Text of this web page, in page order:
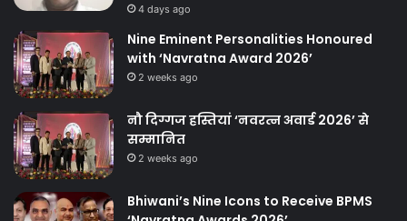
4 days ago
Nine Eminent Personalities Honoured
with ‘Navratna Award 2026’
2 weeks ago
नौ दिग्गज हस्तियां ‘नवरत्न अवार्ड 2026’ से
सम्मानित
2 weeks ago
Bhiwani’s Nine Icons to Receive BPMS